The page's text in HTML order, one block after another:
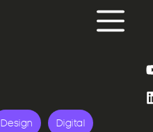
Design Digital